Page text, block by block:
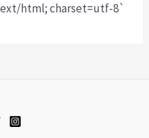
html; charset=utf-8`